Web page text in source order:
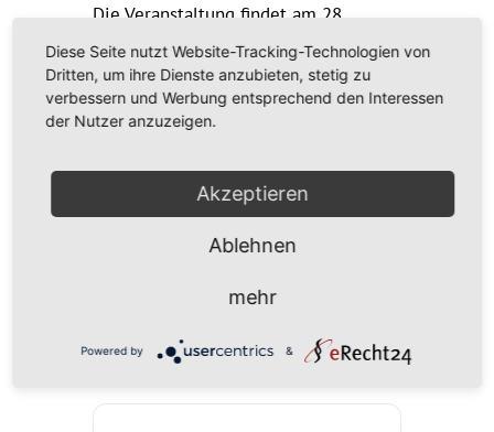
Die Veranstaltung findet am 28.
Oktober um 18:00 Uhr online statt
und wird von den Projekten
„Stärkenberatung“ der Naturfreunde
Hessen und „WIR für Demokratie“ der
Online-Übertagung>>
https://youtube.com/live/G50b4L-
KLng?feature=share
Diese Seite nutzt Website-Tracking-Technologien von
Dritten, um ihre Dienste anzubieten, stetig zu
verbessern und Werbung entsprechend den Interessen
der Nutzer anzuzeigen.
Akzeptieren
Ablehnen
mehr
Powered by &